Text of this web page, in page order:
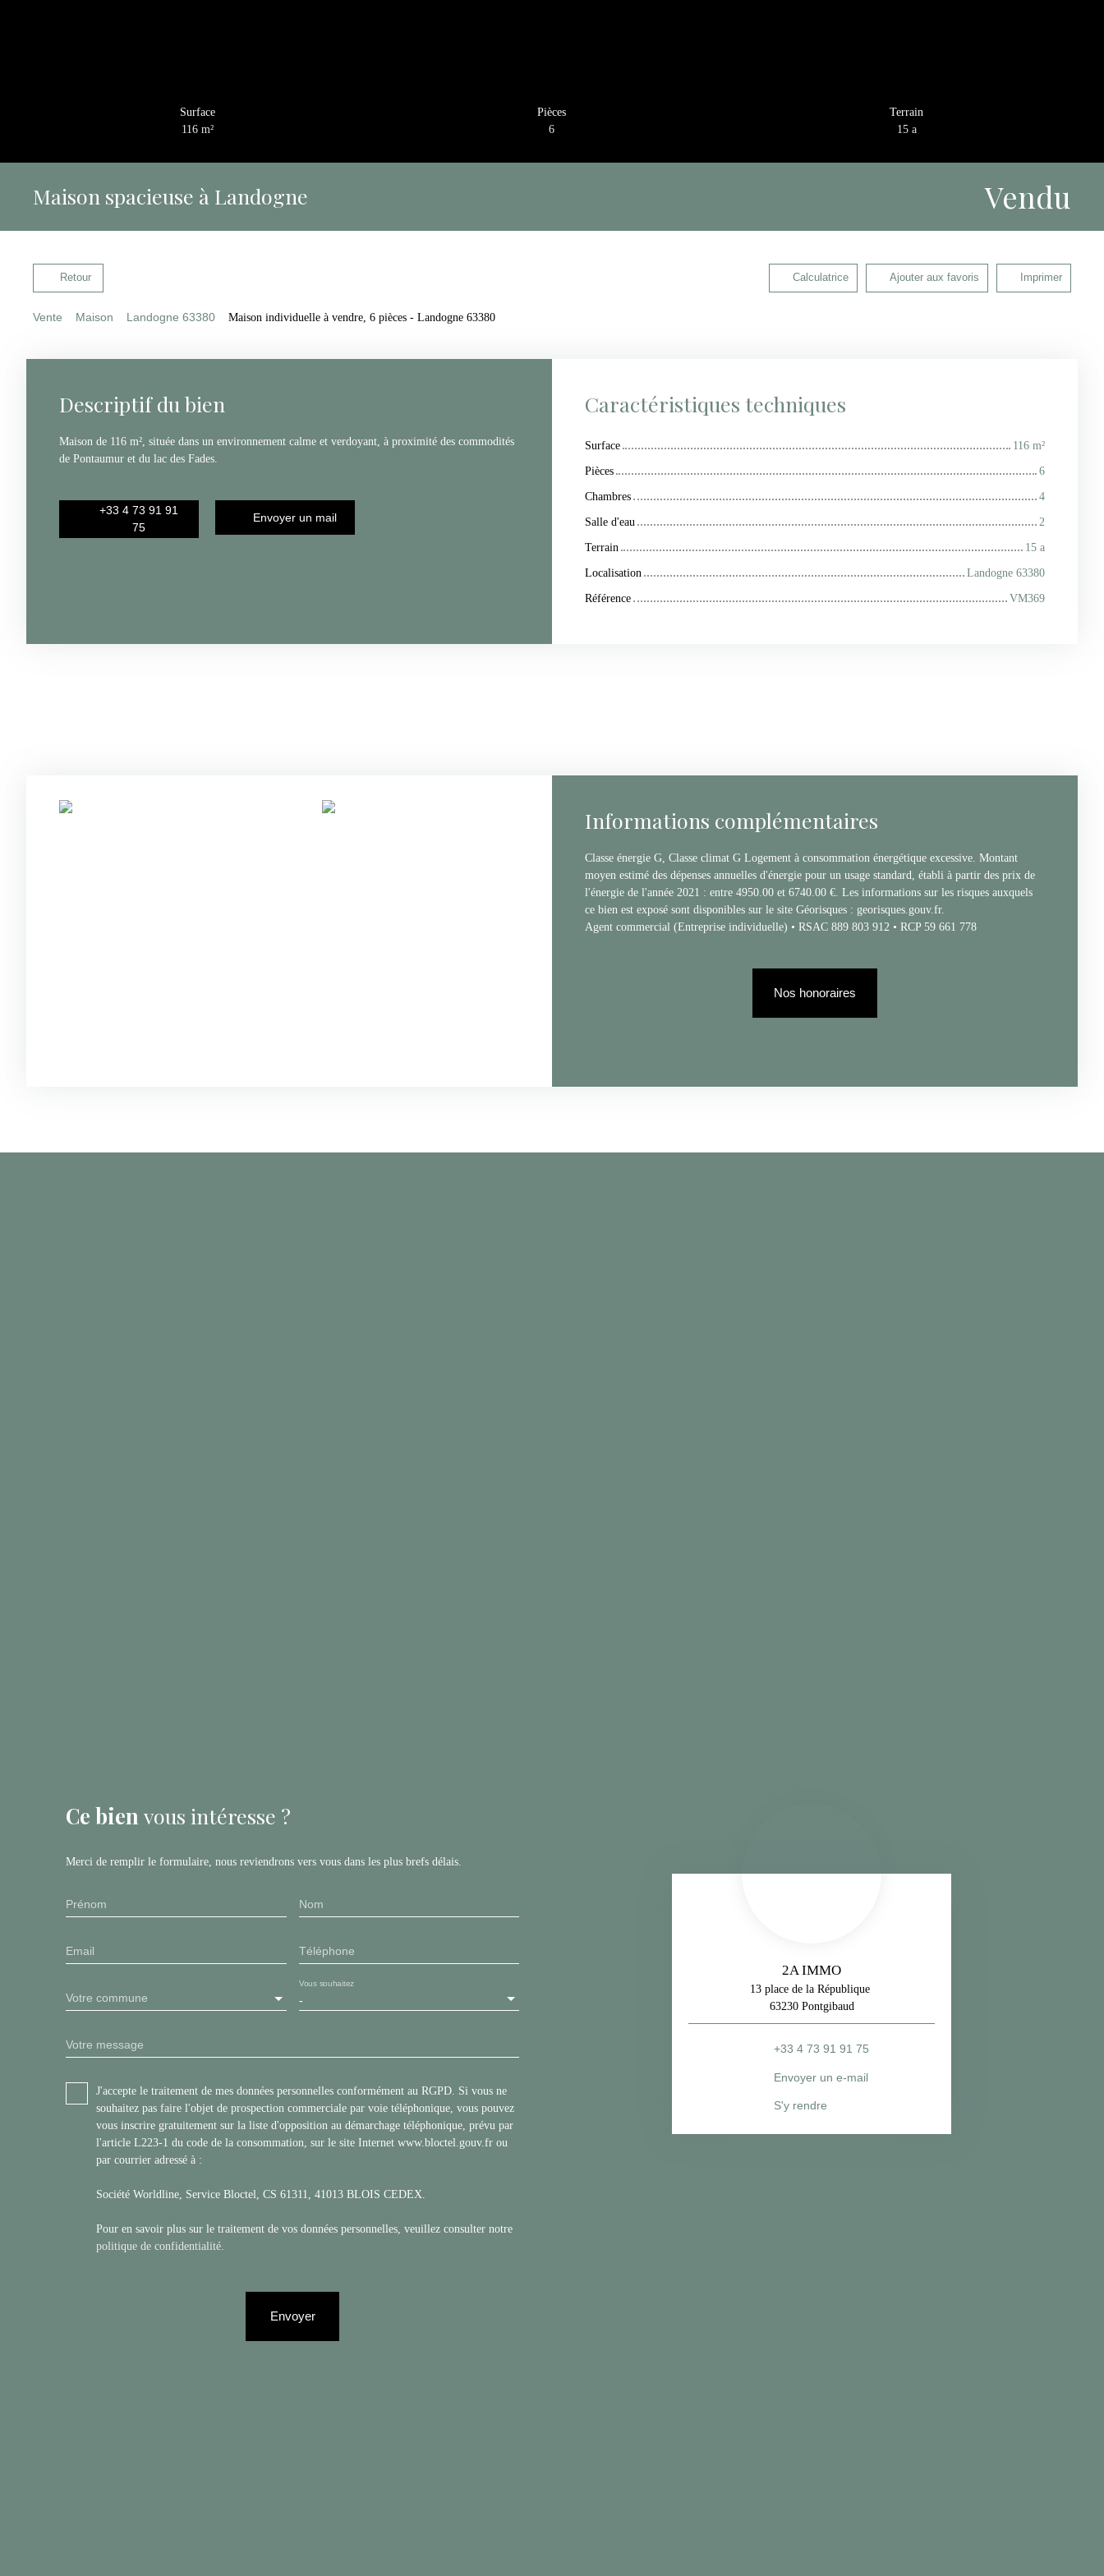
Surface
116 m²
Pièces
6
Terrain
15 a
Maison spacieuse à Landogne Vendu
Retour Calculatrice Ajouter aux favoris Imprimer
Vente Maison Landogne 63380 Maison individuelle à vendre, 6 pièces - Landogne 63380
Descriptif du bien
Maison de 116 m², située dans un environnement calme et verdoyant, à proximité des commodités
de Pontaumur et du lac des Fades.
+33 4 73 91 91
75
Envoyer un mail
Caractéristiques techniques
Surface 116 m²
Pièces
6
Chambres
4
Salle d'eau
2
Terrain
15 a
Localisation
Landogne 63380
Référence
VM369
Informations complémentaires
Classe énergie G, Classe climat G Logement à consommation énergétique excessive. Montant
moyen estimé des dépenses annuelles d'énergie pour un usage standard, établi à partir des prix de
l'énergie de l'année 2021 : entre 4950.00 et 6740.00 €. Les informations sur les risques auxquels
ce bien est exposé sont disponibles sur le site Géorisques : georisques.gouv.fr.
Agent commercial (Entreprise individuelle) • RSAC 889 803 912 • RCP 59 661 778
Nos honoraires
Ce bien vous intéresse ?
Merci de remplir le formulaire, nous reviendrons vers vous dans les plus brefs délais.
Prénom Nom
Email Téléphone
Votre commune -
Vous souhaitez
Votre message
J'accepte le traitement de mes données personnelles conformément au RGPD. Si vous ne
souhaitez pas faire l'objet de prospection commerciale par voie téléphonique, vous pouvez
vous inscrire gratuitement sur la liste d'opposition au démarchage téléphonique, prévu par
l'article L223-1 du code de la consommation, sur le site Internet www.bloctel.gouv.fr ou
par courrier adressé à :
Société Worldline, Service Bloctel, CS 61311, 41013 BLOIS CEDEX.
Pour en savoir plus sur le traitement de vos données personnelles, veuillez consulter notre
politique de confidentialité.
Envoyer
2A IMMO
13 place de la République
63230 Pontgibaud
+33 4 73 91 91 75
Envoyer un e-mail
S'y rendre